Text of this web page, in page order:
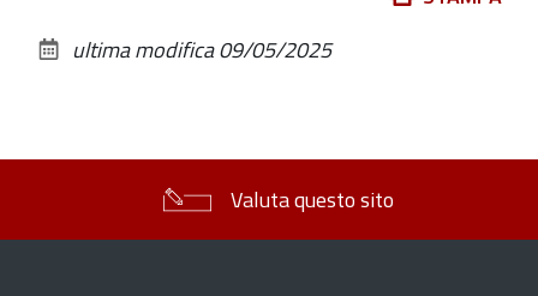
documento
ultima modifica09/05/2025
Valuta questo sito